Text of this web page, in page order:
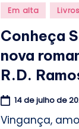
Posted
Em alta Livros
Conheça
nova
R.D.
14 de julho de
Vingança,